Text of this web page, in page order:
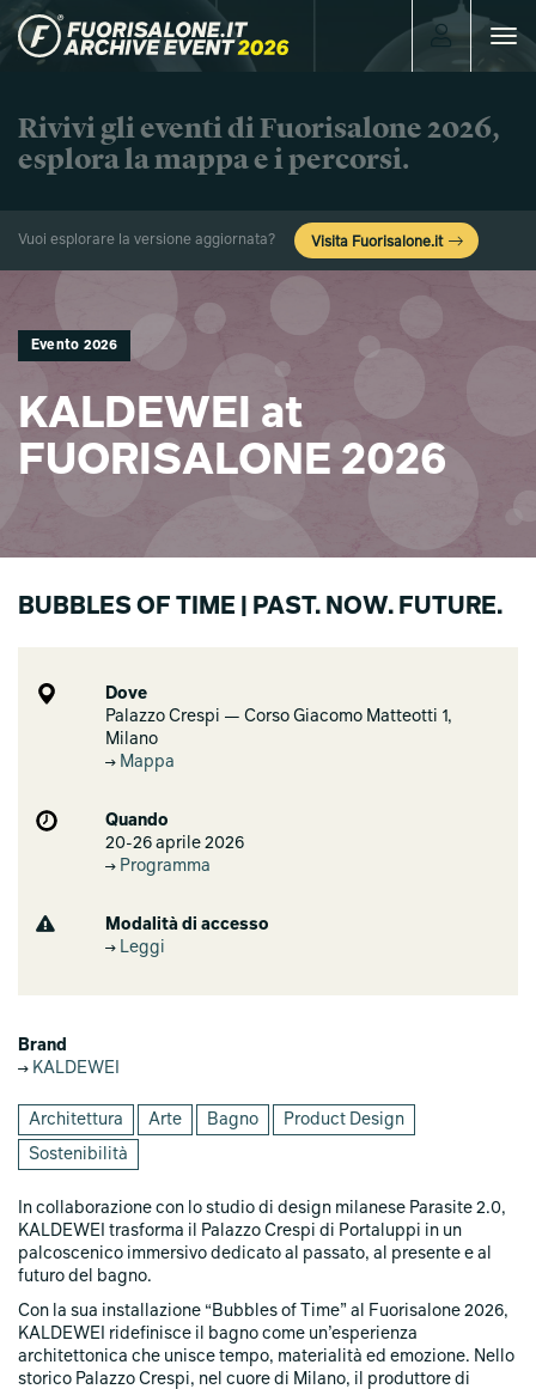
Toggle
Rivivi gli eventi di Fuorisalone 2026,
esplora la mappa e i percorsi.
Vuoi esplorare la versione aggiornata? Visita Fuorisalone.it
Evento 2026
KALDEWEI at
FUORISALONE 2026
BUBBLES OF TIME | PAST. NOW. FUTURE.
Dove
Palazzo Crespi — Corso Giacomo Matteotti 1,
Milano
Mappa
Quando
20-26 aprile 2026
Programma
Modalità di accesso
Leggi
Brand
KALDEWEI
Architettura Arte Bagno Product Design
Sostenibilità
In collaborazione con lo studio di design milanese Parasite 2.0,
KALDEWEI trasforma il Palazzo Crespi di Portaluppi in un
palcoscenico immersivo dedicato al passato, al presente e al
futuro del bagno.
Con la sua installazione “Bubbles of Time” al Fuorisalone 2026,
KALDEWEI ridefinisce il bagno come un’esperienza
architettonica che unisce tempo, materialità ed emozione. Nello
storico Palazzo Crespi, nel cuore di Milano, il produttore di